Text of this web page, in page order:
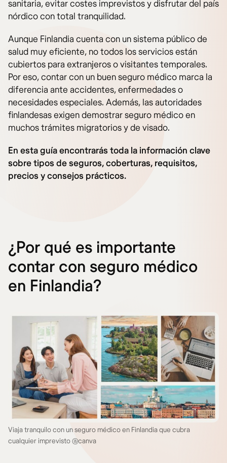
sanitaria, evitar costes imprevistos y disfrutar del país
nórdico con total tranquilidad.
Aunque Finlandia cuenta con un sistema público de
salud muy eficiente, no todos los servicios están
cubiertos para extranjeros o visitantes temporales.
Por eso, contar con un buen seguro médico marca la
diferencia ante accidentes, enfermedades o
necesidades especiales. Además, las autoridades
finlandesas exigen demostrar seguro médico en
muchos trámites migratorios y de visado.
En esta guía encontrarás toda la información clave
sobre tipos de seguros, coberturas, requisitos,
precios y consejos prácticos.
¿Por qué es importante
contar con seguro médico
en Finlandia?
Viaja tranquilo con un seguro médico en Finlandia que cubra
cualquier imprevisto @canva